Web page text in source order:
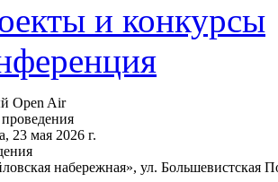
и конкурсы
Open Air
23 мая 2026 г.
набережная», ул.